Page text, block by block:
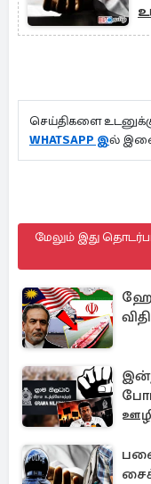
செய்திகளை
WHATSAPP இல்
மேலும் இது